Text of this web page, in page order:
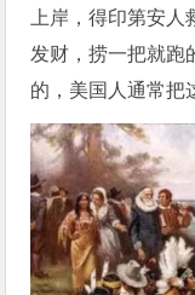
上岸，得印第安
发财，捞一把就跑
的，美国人通常把